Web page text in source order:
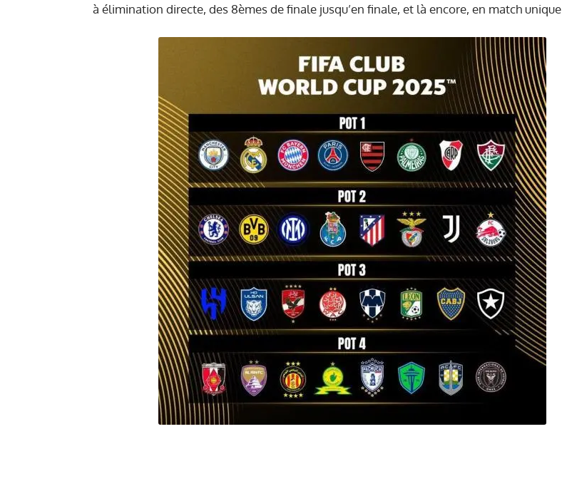
à élimination directe, des 8èmes de finale jusqu’en finale, et là encore, en match unique.